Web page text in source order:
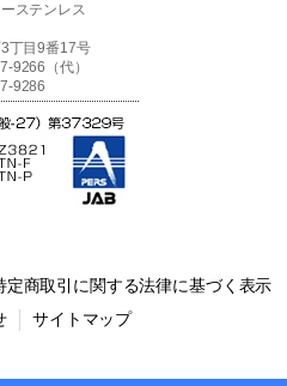
ステンレス
丁目9番17号
9266（代）
9286
定商取引に関する法律に基づく表示
サイトマップ